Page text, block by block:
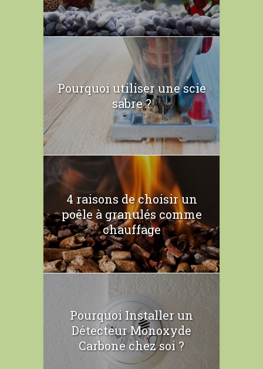
Pourquoi utiliser une scie
sabre ?
4 raisons de choisir un
poêle à granulés comme
chauffage
Pourquoi Installer un
Détecteur Monoxyde
Carbone chez soi ?